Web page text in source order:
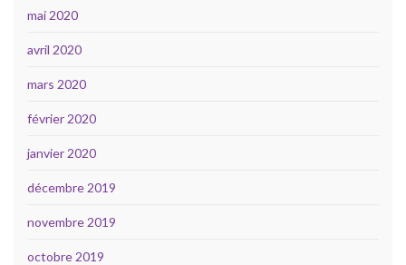
mai 2020
avril 2020
mars 2020
février 2020
janvier 2020
décembre 2019
novembre 2019
octobre 2019